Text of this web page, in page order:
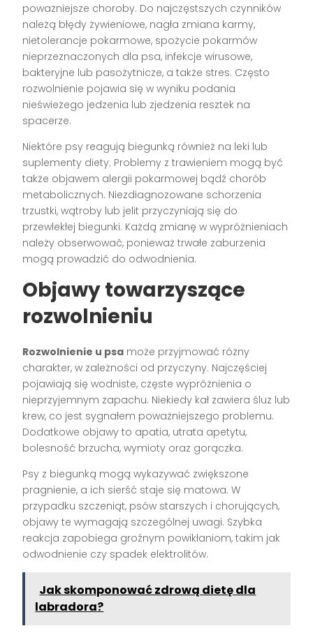
poważniejsze choroby. Do najczęstszych czynników
należą błędy żywieniowe, nagła zmiana karmy,
nietolerancje pokarmowe, spożycie pokarmów
nieprzeznaczonych dla psa, infekcje wirusowe,
bakteryjne lub pasożytnicze, a także stres. Często
rozwolnienie pojawia się w wyniku podania
nieświeżego jedzenia lub zjedzenia resztek na
spacerze.
Niektóre psy reagują biegunką również na leki lub
suplementy diety. Problemy z trawieniem mogą być
także objawem alergii pokarmowej bądź chorób
metabolicznych. Niezdiagnozowane schorzenia
trzustki, wątroby lub jelit przyczyniają się do
przewlekłej biegunki. Każdą zmianę w wypróżnieniach
należy obserwować, ponieważ trwałe zaburzenia
mogą prowadzić do odwodnienia.
Objawy towarzyszące
rozwolnieniu
Rozwolnienie u psa może przyjmować różny
charakter, w zależności od przyczyny. Najczęściej
pojawiają się wodniste, częste wypróżnienia o
nieprzyjemnym zapachu. Niekiedy kał zawiera śluz lub
krew, co jest sygnałem poważniejszego problemu.
Dodatkowe objawy to apatia, utrata apetytu,
bolesność brzucha, wymioty oraz gorączka.
Psy z biegunką mogą wykazywać zwiększone
pragnienie, a ich sierść staje się matowa. W
przypadku szczeniąt, psów starszych i chorujących,
objawy te wymagają szczególnej uwagi. Szybka
reakcja zapobiega groźnym powikłaniom, takim jak
odwodnienie czy spadek elektrolitów.
Jak skomponować zdrową dietę dla
labradora?